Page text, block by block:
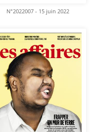
N°2022007 - 15 juin 2022